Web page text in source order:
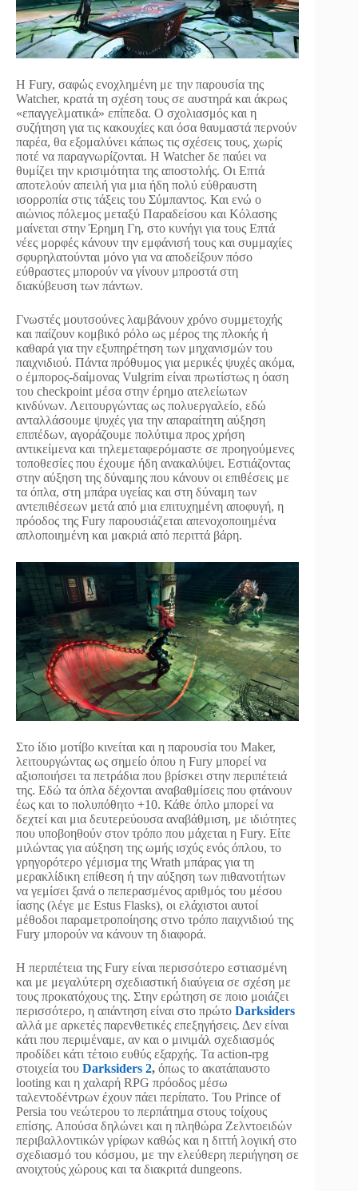
Η Fury, σαφώς ενοχλημένη με την παρουσία της
Watcher, κρατά τη σχέση τους σε αυστηρά και άκρως
«επαγγελματικά» επίπεδα. Ο σχολιασμός και η
συζήτηση για τις κακουχίες και όσα θαυμαστά περνούν
παρέα, θα εξομαλύνει κάπως τις σχέσεις τους, χωρίς
ποτέ να παραγνωρίζονται. Η Watcher δε παύει να
θυμίζει την κρισιμότητα της αποστολής. Οι Επτά
αποτελούν απειλή για μια ήδη πολύ εύθραυστη
ισορροπία στις τάξεις του Σύμπαντος. Και ενώ ο
αιώνιος πόλεμος μεταξύ Παραδείσου και Κόλασης
μαίνεται στην Έρημη Γη, στο κυνήγι για τους Επτά
νέες μορφές κάνουν την εμφάνισή τους και συμμαχίες
σφυρηλατούνται μόνο για να αποδείξουν πόσο
εύθραστες μπορούν να γίνουν μπροστά στη
διακύβευση των πάντων.
Γνωστές μουτσούνες λαμβάνουν χρόνο συμμετοχής
και παίζουν κομβικό ρόλο ως μέρος της πλοκής ή
καθαρά για την εξυπηρέτηση των μηχανισμών του
παιχνιδιού. Πάντα πρόθυμος για μερικές ψυχές ακόμα,
ο έμπορος-δαίμονας Vulgrim είναι πρωτίστως η όαση
του checkpoint μέσα στην έρημο ατελείωτων
κινδύνων. Λειτουργώντας ως πολυεργαλείο, εδώ
ανταλλάσουμε ψυχές για την απαραίτητη αύξηση
επιπέδων, αγοράζουμε πολύτιμα προς χρήση
αντικείμενα και τηλεμεταφερόμαστε σε προηγούμενες
τοποθεσίες που έχουμε ήδη ανακαλύψει. Εστιάζοντας
στην αύξηση της δύναμης που κάνουν οι επιθέσεις με
τα όπλα, στη μπάρα υγείας και στη δύναμη των
αντεπιθέσεων μετά από μια επιτυχημένη αποφυγή, η
πρόοδος της Fury παρουσιάζεται απενοχοποιημένα
απλοποιημένη και μακριά από περιττά βάρη.
Στο ίδιο μοτίβο κινείται και η παρουσία του Maker,
λειτουργώντας ως σημείο όπου η Fury μπορεί να
αξιοποιήσει τα πετράδια που βρίσκει στην περιπέτειά
της. Εδώ τα όπλα δέχονται αναβαθμίσεις που φτάνουν
έως και το πολυπόθητο +10. Κάθε όπλο μπορεί να
δεχτεί και μια δευτερεύουσα αναβάθμιση, με ιδιότητες
που υποβοηθούν στον τρόπο που μάχεται η Fury. Είτε
μιλώντας για αύξηση της ωμής ισχύς ενός όπλου, το
γρηγορότερο γέμισμα της Wrath μπάρας για τη
μερακλίδικη επίθεση ή την αύξηση των πιθανοτήτων
να γεμίσει ξανά ο πεπερασμένος αριθμός του μέσου
ίασης (λέγε με Estus Flasks), οι ελάχιστοι αυτοί
μέθοδοι παραμετροποίησης στνο τρόπο παιχνιδιού της
Fury μπορούν να κάνουν τη διαφορά.
Η περιπέτεια της Fury είναι περισσότερο εστιασμένη
και με μεγαλύτερη σχεδιαστική διαύγεια σε σχέση με
τους προκατόχους της. Στην ερώτηση σε ποιο μοιάζει
περισσότερο, η απάντηση είναι στο πρώτο Darksiders
αλλά με αρκετές παρενθετικές επεξηγήσεις. Δεν είναι
κάτι που περιμέναμε, αν και ο μινιμάλ σχεδιασμός
προδίδει κάτι τέτοιο ευθύς εξαρχής. Τα action-rpg
στοιχεία του Darksiders 2, όπως το ακατάπαυστο
looting και η χαλαρή RPG πρόοδος μέσω
ταλεντοδέντρων έχουν πάει περίπατο. Του Prince of
Persia του νεώτερου το περπάτημα στους τοίχους
επίσης. Απούσα δηλώνει και η πληθώρα Ζελντοειδών
περιβαλλοντικών γρίφων καθώς και η διττή λογική στο
σχεδιασμό του κόσμου, με την ελεύθερη περιήγηση σε
ανοιχτούς χώρους και τα διακριτά dungeons.